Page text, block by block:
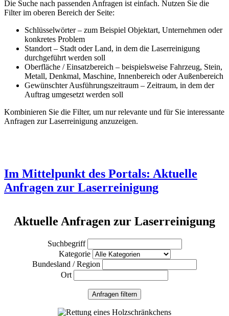
Die Suche nach passenden Anfragen ist einfach. Nutzen Sie die
Filter im oberen Bereich der Seite:
Schlüsselwörter – zum Beispiel Objektart, Unternehmen oder
konkretes Problem
Standort – Stadt oder Land, in dem die Laserreinigung
durchgeführt werden soll
Oberfläche / Einsatzbereich – beispielsweise Fahrzeug, Stein,
Metall, Denkmal, Maschine, Innenbereich oder Außenbereich
Gewünschter Ausführungszeitraum – Zeitraum, in dem der
Auftrag umgesetzt werden soll
Kombinieren Sie die Filter, um nur relevante und für Sie interessante
Anfragen zur Laserreinigung anzuzeigen.
Im Mittelpunkt des Portals: Aktuelle
Anfragen zur Laserreinigung
Aktuelle Anfragen zur Laserreinigung
Suchbegriff
Kategorie
Bundesland / Region
Ort
Anfragen filtern